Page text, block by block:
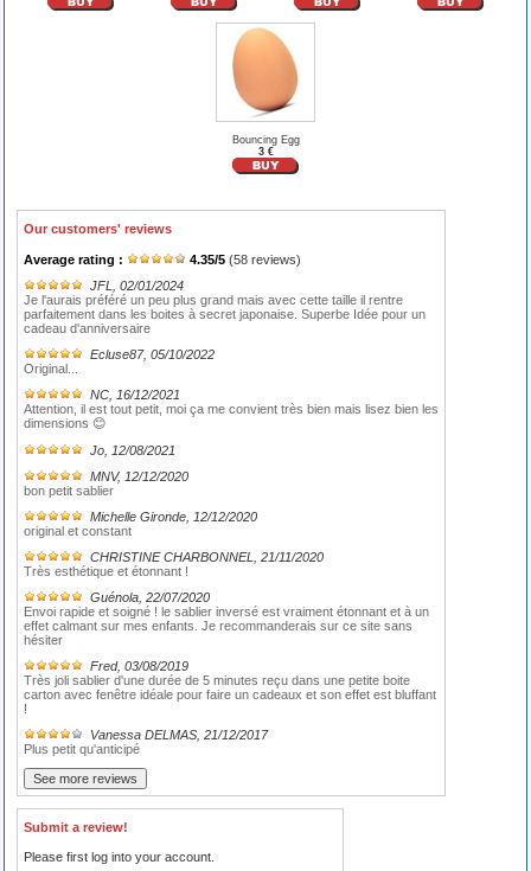
Bouncing Egg
3 €
Our customers' reviews
Average rating : 4.35/5 (58 reviews)
JFL
, 02/01/2024
Je l'aurais préféré un peu plus grand mais avec cette taille il rentre
parfaitement dans les boites à secret japonaise. Superbe Idée pour un
cadeau d'anniversaire
Ecluse87, 05/10/2022
Original...
NC , 16/12/2021
Attention, il est tout petit, moi ça me convient très bien mais lisez bien les
dimensions 😊
Jo , 12/08/2021
MNV, 12/12/2020
bon petit sablier
Michelle Gironde , 12/12/2020
original et constant
CHRISTINE CHARBONNEL
, 21/11/2020
Très esthétique et étonnant !
Guénola , 22/07/2020
Envoi rapide et soigné ! le sablier inversé est vraiment étonnant et à un
effet calmant sur mes enfants. Je recommanderais sur ce site sans
hésiter
Fred, 03/08/2019
Très joli sablier d'une durée de 5 minutes reçu dans une petite boite
carton avec fenêtre idéale pour faire un cadeaux et son effet est bluffant
!
Vanessa DELMAS , 21/12/2017
Plus petit qu'anticipé
Submit a review!
Please first log into your account.